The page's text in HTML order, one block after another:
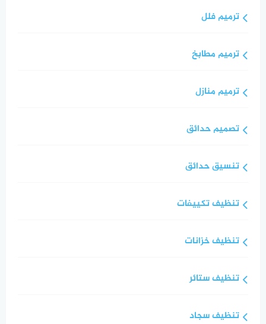
ترميم فلل
ترميم مطابخ
ترميم منازل
تصميم حدائق
تنسيق حدائق
تنظيف تكييفات
تنظيف خزانات
تنظيف ستائر
تنظيف سجاد